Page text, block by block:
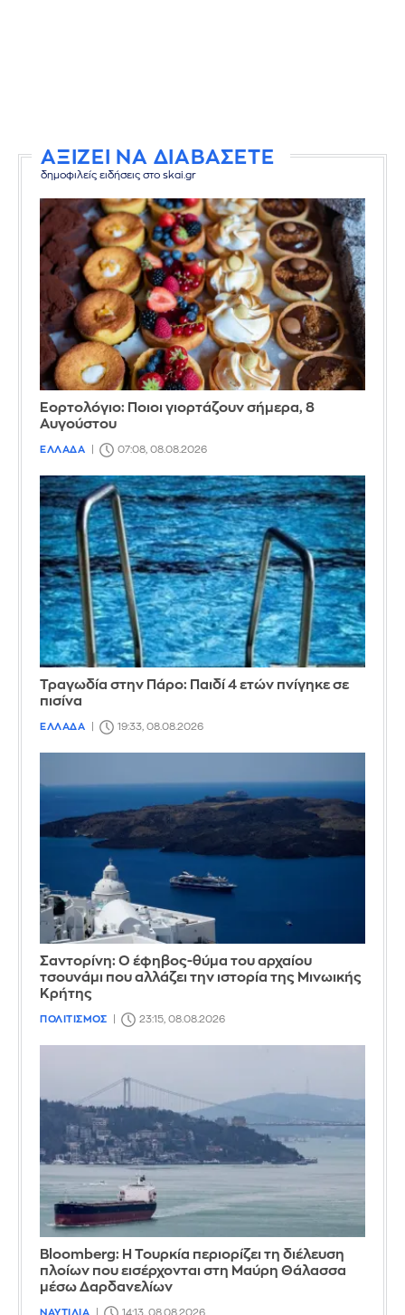
ΑΞΙΖΕΙ ΝΑ ΔΙΑΒΑΣΕΤΕ
δημοφιλείς ειδήσεις στο skai.gr
Εορτολόγιο: Ποιοι γιορτάζουν σήμερα, 8
Αυγούστου
ΕΛΛΑΔΑ 07:08, 08.08.2026
Τραγωδία στην Πάρο: Παιδί 4 ετών πνίγηκε σε
πισίνα
ΕΛΛΑΔΑ 19:33, 08.08.2026
Σαντορίνη: Ο έφηβος-θύμα του αρχαίου
τσουνάμι που αλλάζει την ιστορία της Μινωικής
Κρήτης
ΠΟΛΙΤΙΣΜΟΣ 23:15, 08.08.2026
Bloomberg: Η Τουρκία περιορίζει τη διέλευση
πλοίων που εισέρχονται στη Μαύρη Θάλασσα
μέσω Δαρδανελίων
ΝΑΥΤΙΛΙΑ 14:13, 08.08.2026